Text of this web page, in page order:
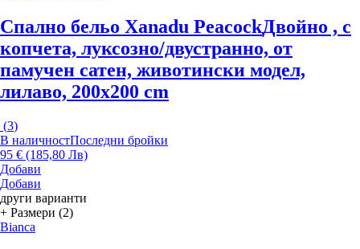
Спално бельо Xanadu PeacockДвойно , с
копчета, луксозно/двустранно, от
памучен сатен, животински модел,
лилаво, 200x200 cm
(3)
В наличностПоследни бройки
95 € (185,80 Лв)
Добави
Добави
други варианти
+ Размери (2)
Bianca